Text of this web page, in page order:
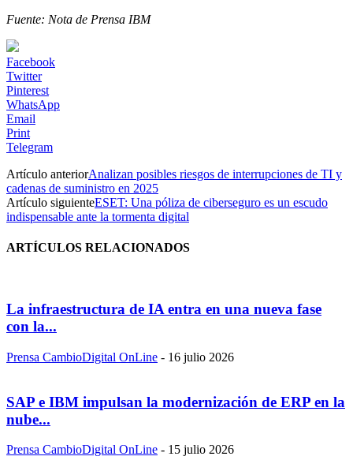
Fuente: Nota de Prensa IBM
Facebook
Twitter
Pinterest
WhatsApp
Email
Print
Telegram
Artículo anteriorAnalizan posibles riesgos de interrupciones de TI y
cadenas de suministro en 2025
Artículo siguienteESET: Una póliza de ciberseguro es un escudo
indispensable ante la tormenta digital
ARTÍCULOS RELACIONADOS
La infraestructura de IA entra en una nueva fase
con la...
Prensa CambioDigital OnLine - 16 julio 2026
SAP e IBM impulsan la modernización de ERP en la
nube...
Prensa CambioDigital OnLine - 15 julio 2026